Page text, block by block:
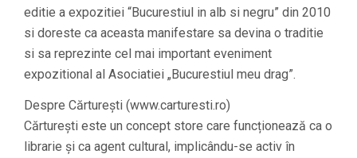
editie a expozitiei “Bucurestiul in alb si negru” din 2010
si doreste ca aceasta manifestare sa devina o traditie
si sa reprezinte cel mai important eveniment
expozitional al Asociatiei „Bucurestiul meu drag”.
Despre Cărturești (www.carturesti.ro)
Cărturești este un concept store care funcționează ca o
librarie și ca agent cultural, implicându-se activ în